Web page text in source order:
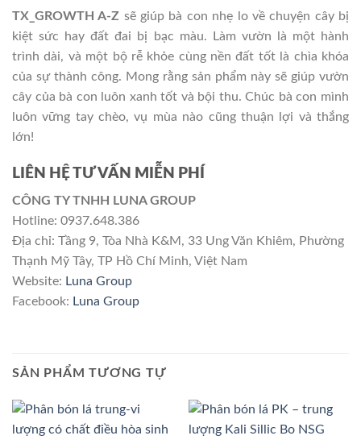
TX_GROWTH A-Z sẽ giúp bà con nhẹ lo về chuyện cây bị
kiệt sức hay đất đai bị bạc màu. Làm vườn là một hành
trình dài, và một bộ rễ khỏe cùng nền đất tốt là chìa khóa
của sự thành công. Mong rằng sản phẩm này sẽ giúp vườn
cây của bà con luôn xanh tốt và bội thu. Chúc bà con mình
luôn vững tay chèo, vụ mùa nào cũng thuận lợi và thắng
lớn!
LIÊN HỆ TƯ VẤN MIỄN PHÍ
CÔNG TY TNHH LUNA GROUP
Hotline: 0937.648.386
Địa chỉ: Tầng 9, Tòa Nhà K&M, 33 Ung Văn Khiêm, Phường
Thạnh Mỹ Tây, TP Hồ Chí Minh, Việt Nam
Website: Luna Group
Facebook: Luna Group
SẢN PHẨM TƯƠNG TỰ